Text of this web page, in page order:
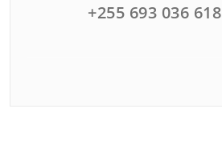
+255 693 036 618